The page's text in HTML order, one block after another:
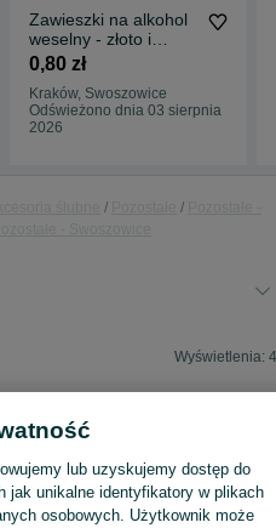
Zawieszki na alkohol
weselny - złoto i
granat - BETI
0,80 zł
Kraków, Swoszowice
Odświeżono dnia 03 sierpnia
2026
Wyświetlenia:
OLX, aby skontaktować się z
lub uzyskujemy dostęp do
jak unikalne identyfikatory w plikach
osobowych. Użytkownik może